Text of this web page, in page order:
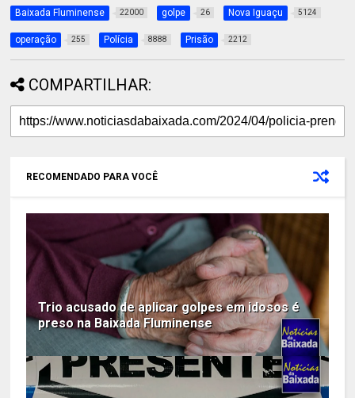
Baixada Fluminense 22000 golpe 26 Nova Iguaçu 5124
operação 255 Polícia 8888 Prisão 2212
COMPARTILHAR:
RECOMENDADO PARA VOCÊ
Trio acusado de aplicar golpes em idosos é
preso na Baixada Fluminense